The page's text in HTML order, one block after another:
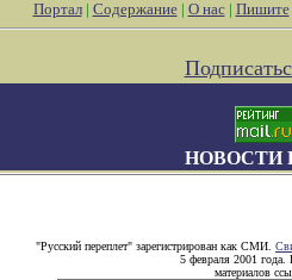
Портал| Содержание| О нас| Пишите
НОВОСТИ
"Русский переплет" зарегистрирован как СМИ.
5 февраля 2001 года.
материалов